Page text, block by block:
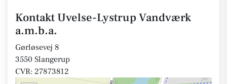
Kontakt Uvelse-Lystrup Vandværk
a.m.b.a.
Gørløsevej 8
3550 Slangerup
CVR: 27873812